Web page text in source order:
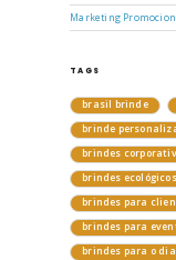
Marketing
TAGS
brasil brinde
brinde
brindes
brindes
brindes para
brindes para
brindes para o